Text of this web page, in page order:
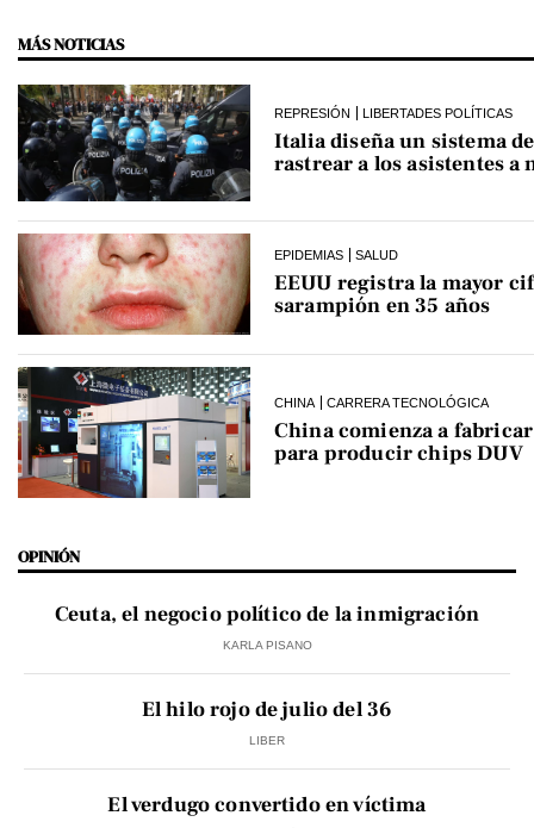
MÁS NOTICIAS
REPRESIÓN LIBERTADES POLÍTICAS
Italia diseña un sistema
rastrear a los asistentes a
EPIDEMIAS SALUD
EEUU registra la mayor
sarampión en 35 años
CHINA CARRERA TECNOLÓGICA
China comienza a
para producir chips DUV
OPINIÓN
Ceuta, el negocio político de la inmigración
KARLA PISANO
El hilo rojo de julio del 36
LIBER
El verdugo convertido en víctima